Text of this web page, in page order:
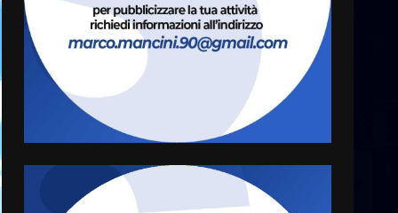
4
Truffatori in azione nelle
frazioni fasanesi
5 Agosto 2026 11:03
5
Residenti di Savelletri
scrivono al Prefetto: “Noi
cittadini di serie B”
5 Agosto 2026 06:15